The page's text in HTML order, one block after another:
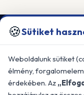
🍪Sütiket
Weboldalunk sütiket
élmény,
érdekében. Az
KALMAKOMFORT KFT.
Professzionális
területén.
📍 2310